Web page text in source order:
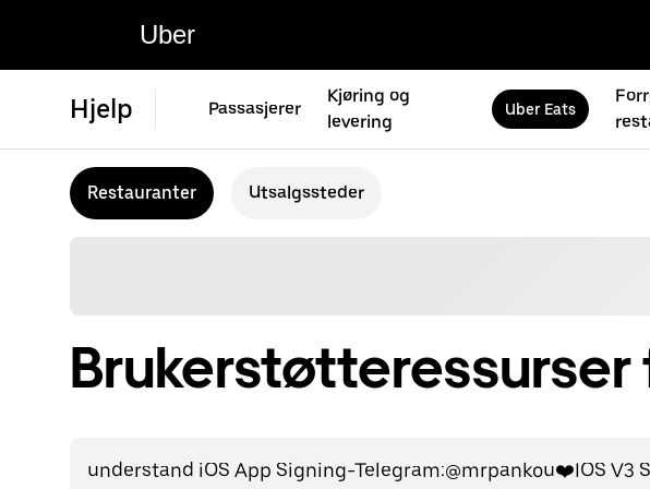
Uber
Hjelp Passasjerer
Kjøring og
levering
Uber Eats
Restauranter Utsalgssteder
Brukerstøtteressurser